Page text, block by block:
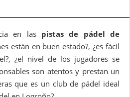
en las pistas de pádel de
están en buen estado?, ¿es fácil
¿el nivel de los jugadores se
son atentos y prestan un
que es un club de pádel ideal